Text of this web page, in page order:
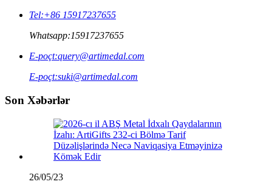
Tel:+86 15917237655
Whatsapp:15917237655
E-poçt:query@artimedal.com
E-poçt:suki@artimedal.com
Son Xəbərlər
26/05/23